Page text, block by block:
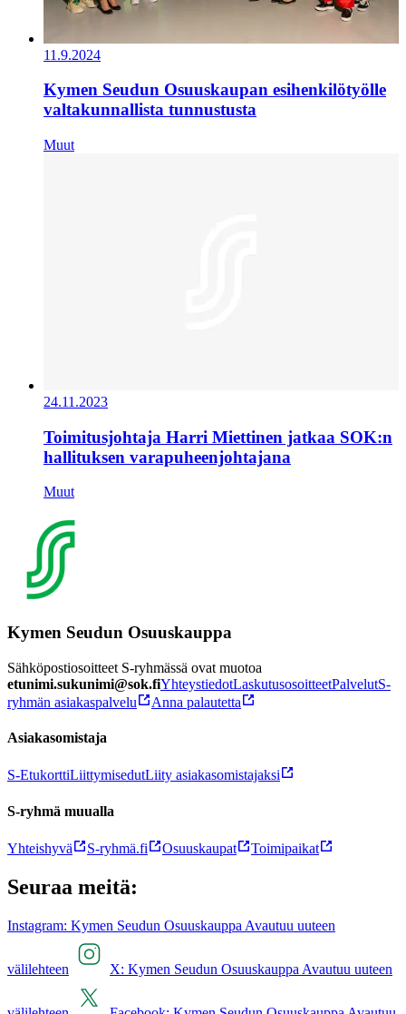
11.9.2024
Kymen Seudun Osuuskaupan esihenkilötyölle
valtakunnallista tunnustusta
Muut
24.11.2023
Toimitusjohtaja Harri Miettinen jatkaa SOK:n
hallituksen varapuheenjohtajana
Muut
Kymen Seudun Osuuskauppa
Sähköpostiosoitteet S-ryhmässä ovat muotoa
etunimi.sukunimi@sok.fiYhteystiedotLaskutusosoitteetPalvelutS-
ryhmän asiakaspalvelu
Anna palautetta
Asiakasomistaja
S-EtukorttiLiittymisedutLiity asiakasomistajaksi
S-ryhmä muualla
Yhteishyvä S-ryhmä.fi Osuuskaupat Toimipaikat
Seuraa meitä:
Instagram: Kymen Seudun Osuuskauppa Avautuu uuteen
välilehteen X: Kymen Seudun Osuuskauppa Avautuu uuteen